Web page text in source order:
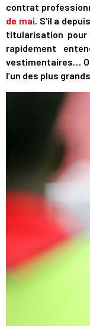
contrat
de mai. S'il a
titularisation
rapidement
vestimentaires…
l’un des plus